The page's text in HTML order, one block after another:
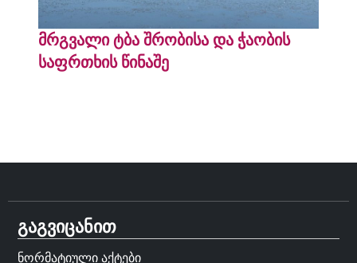
მრგვალი ტბა შრობისა და ჭაობის
საფრთხის წინაშე
გაგვიცანით
ნორმატიული აქტები